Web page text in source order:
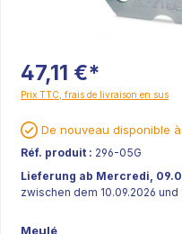
47,11 €*
Prix TTC, frais de livraison en sus
De nouveau disponible
Réf. produit : 296-05G
Lieferung ab Mercredi,
zwischen dem 10.09.2026 und
Meulé